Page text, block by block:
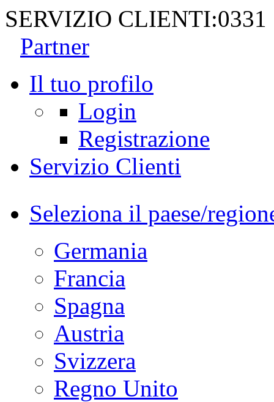
SERVIZIO CLIENTI:0331
Partner
Il tuo profilo
Login
Registrazione
Servizio Clienti
Seleziona il paese/
Germania
Francia
Spagna
Austria
Svizzera
Regno Unito